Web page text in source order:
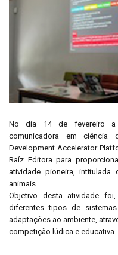
No dia 14 de fevereiro a
comunicadora em ciência
Development Accelerator
Raíz Editora para
atividade pioneira, intitulada
animais.
Objetivo desta atividade
diferentes tipos de
adaptações ao ambiente,
competição lúdica e educativa.